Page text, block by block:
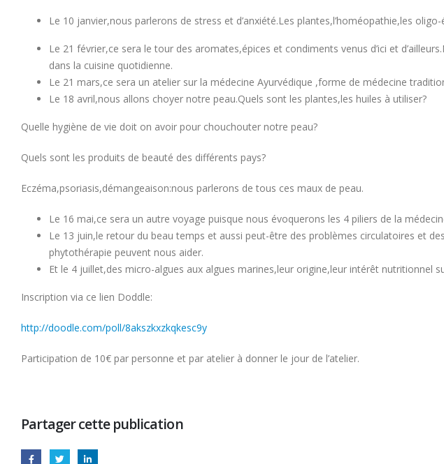
Le 10 janvier,nous parlerons de stress et d’anxiété.Les plantes,l’homéopathie,les
Le 21 février,ce sera le tour des aromates,épices et condiments venus d’ici et
dans la cuisine quotidienne.
Le 21 mars,ce sera un atelier sur la médecine Ayurvédique ,forme de médecine
Le 18 avril,nous allons choyer notre peau.Quels sont les plantes,les huiles à utiliser?
Quelle hygiène de vie doit on avoir pour chouchouter notre peau?
Quels sont les produits de beauté des différents pays?
Eczéma,psoriasis,démangeaison:nous parlerons de tous ces maux de peau.
Le 16 mai,ce sera un autre voyage puisque nous évoquerons les 4 piliers de la
Le 13 juin,le retour du beau temps et aussi peut-être des problèmes circulatoires et
phytothérapie peuvent nous aider.
Et le 4 juillet,des micro-algues aux algues marines,leur origine,leur intérêt nutritionnel
Inscription via ce lien Doddle:
http://doodle.com/poll/8akszkxzkqkesc9y
Participation de 10€ par personne et par atelier à donner le jour de l’atelier.
Partager cette publication